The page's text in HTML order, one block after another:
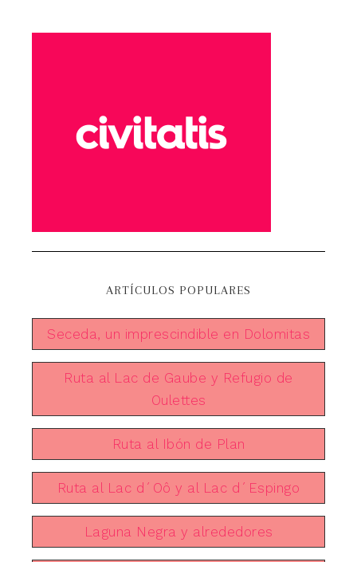
ARTÍCULOS POPULARES
Seceda, un imprescindible en Dolomitas
Ruta al Lac de Gaube y Refugio de
Oulettes
Ruta al Ibón de Plan
Ruta al Lac d´Oô y al Lac d´Espingo
Laguna Negra y alrededores